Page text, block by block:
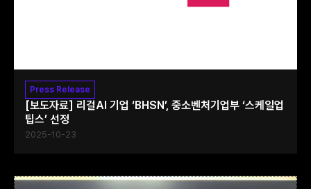
Press Release
[보도자료] 리걸AI 기업 ‘BHSN’, 중소벤처기업부 ‘스케일업
팁스’ 선정
2025-10-23